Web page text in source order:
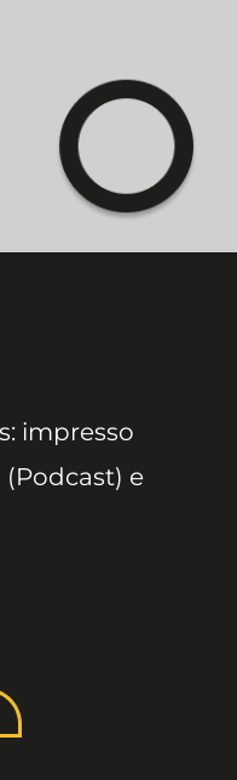
impresso
e